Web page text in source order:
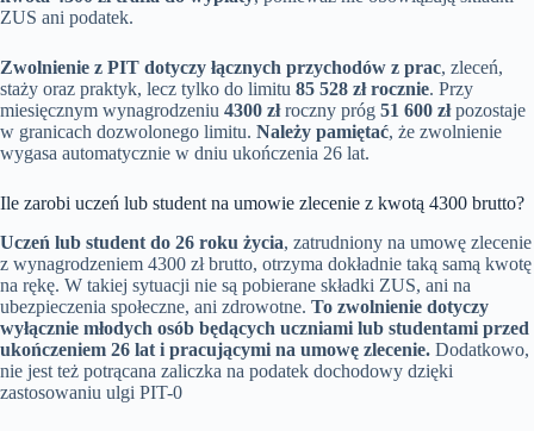
ZUS ani podatek.
Zwolnienie z PIT dotyczy łącznych przychodów z prac, zleceń,
staży oraz praktyk, lecz tylko do limitu 85 528 zł rocznie. Przy
miesięcznym wynagrodzeniu 4300 złroczny próg 51 600 złpozostaje
w granicach dozwolonego limitu. Należy pamiętać, że zwolnienie
wygasa automatycznie w dniu ukończenia 26 lat.
Ile zarobi uczeń lub student na umowie zlecenie z kwotą 4300 brutto?
Uczeń lub student do 26 roku życia, zatrudniony na umowę zlecenie
z wynagrodzeniem 4300 zł brutto, otrzyma dokładnie taką samą kwotę
na rękę. W takiej sytuacji nie są pobierane składki ZUS, ani na
ubezpieczenia społeczne, ani zdrowotne. To zwolnienie dotyczy
wyłącznie młodych osób będących uczniami lub studentami przed
ukończeniem 26 lat i pracującymi na umowę zlecenie. Dodatkowo,
nie jest też potrącana zaliczka na podatek dochodowy dzięki
zastosowaniu ulgi PIT-0